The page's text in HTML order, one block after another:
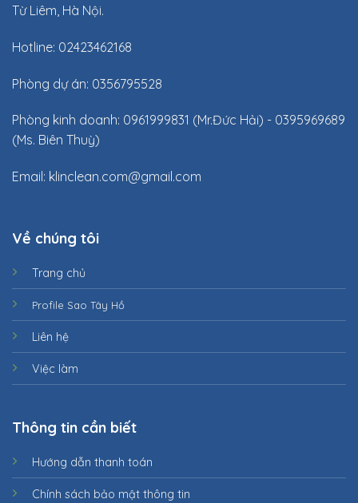
Từ Liêm, Hà Nội.
Hotline: 02423462168
Phòng dự án: 0356795528
Phòng kinh doanh: 0961999831 (Mr.Đức Hải) - 0395969689
(Ms. Biên Thuỳ)
Email: klinclean.com@gmail.com
Về chúng tôi
Trang chủ
Profile Sao Tây Hồ
Liên hệ
Việc làm
Thông tin cần biết
Hướng dẫn thanh toán
Chính sách bảo mật thông tin